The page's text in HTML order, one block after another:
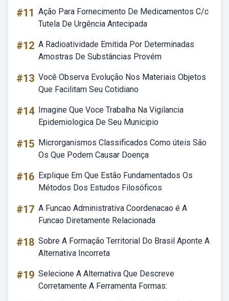
#11 Ação Para Fornecimento De Medicamentos C/c
Tutela De Urgência Antecipada
#12 A Radioatividade Emitida Por Determinadas
Amostras De Substâncias Provém
#13 Você Observa Evolução Nos Materiais Objetos
Que Facilitam Seu Cotidiano
#14 Imagine Que Voce Trabalha Na Vigilancia
Epidemiologica De Seu Municipio
#15 Microrganismos Classificados Como úteis São
Os Que Podem Causar Doença
#16 Explique Em Que Estão Fundamentados Os
Métodos Dos Estudos Filosóficos
#17 A Funcao Administrativa Coordenacao é A
Funcao Diretamente Relacionada
#18 Sobre A Formação Territorial Do Brasil Aponte A
Alternativa Incorreta
#19 Selecione A Alternativa Que Descreve
Corretamente A Ferramenta Formas: